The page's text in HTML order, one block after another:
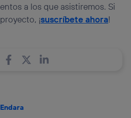
a los que asistiremos. Si
¡suscríbete ahora!